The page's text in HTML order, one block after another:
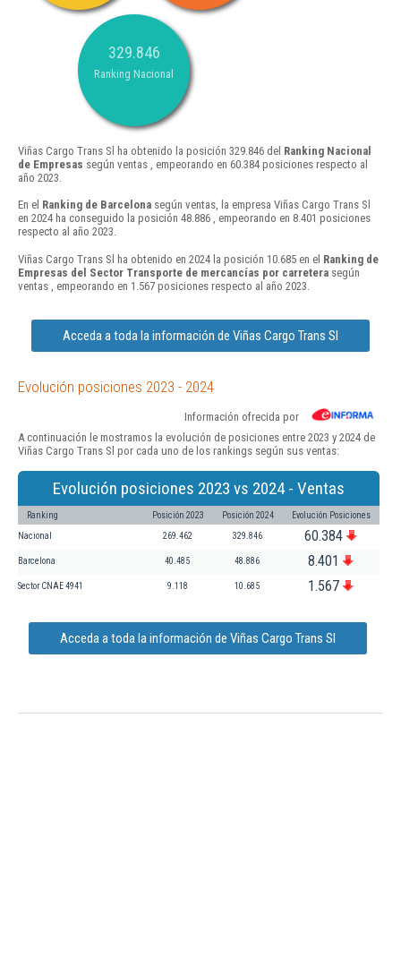
329.846
Ranking Nacional
Viñas Cargo Trans Sl ha obtenido la posición 329.846 del Ranking Nacional
de Empresas según ventas , empeorando en 60.384 posiciones respecto al
año 2023.
En el Ranking de Barcelona según ventas, la empresa Viñas Cargo Trans Sl
en 2024 ha conseguido la posición 48.886 , empeorando en 8.401 posiciones
respecto al año 2023.
Viñas Cargo Trans Sl ha obtenido en 2024 la posición 10.685 en el Ranking de
Empresas del Sector Transporte de mercancías por carretera según
ventas , empeorando en 1.567 posiciones respecto al año 2023.
Acceda a toda la información de Viñas Cargo Trans Sl
Evolución posiciones 2023 - 2024
Información ofrecida por
A continuación le mostramos la evolución de posiciones entre 2023 y 2024 de
Viñas Cargo Trans Sl por cada uno de los rankings según sus ventas:
Evolución posiciones 2023 vs 2024 - Ventas
Ranking Posición 2023 Posición 2024 Evolución Posiciones
Nacional 269.462 329.846 60.384
Barcelona 40.485 48.886 8.401
Sector CNAE 4941 9.118 10.685 1.567
Acceda a toda la información de Viñas Cargo Trans Sl